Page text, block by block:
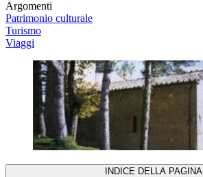
Argomenti
Patrimonio culturale
Turismo
Viaggi
INDICE DELLA PAGINA